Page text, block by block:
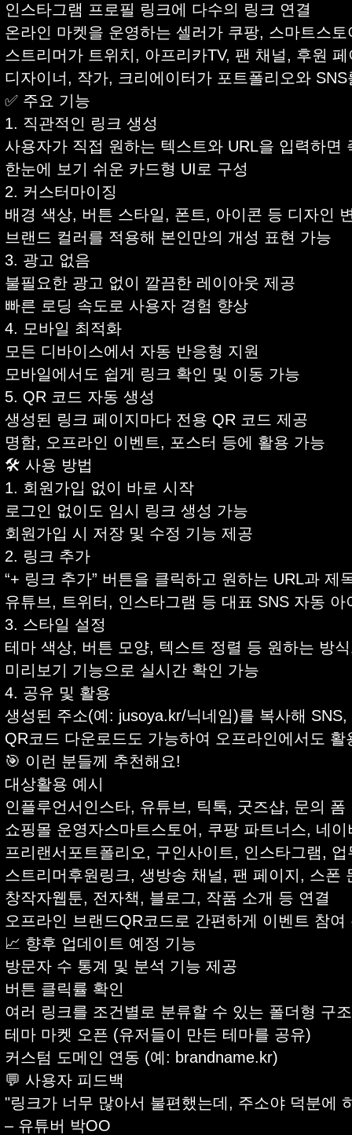
인스타그램 프로필 링크에 다수의 링크 연결
온라인 마켓을 운영하는 셀러가 쿠팡, 스마트스
스트리머가 트위치, 아프리카TV, 팬 채널, 후원
디자이너, 작가, 크리에이터가 포트폴리오와
✅ 주요 기능
1. 직관적인 링크 생성
사용자가 직접 원하는 텍스트와 URL을 입력하면
한눈에 보기 쉬운 카드형 UI로 구성
2. 커스터마이징
배경 색상, 버튼 스타일, 폰트, 아이콘 등 디자인
브랜드 컬러를 적용해 본인만의 개성 표현 가능
3. 광고 없음
불필요한 광고 없이 깔끔한 레이아웃 제공
빠른 로딩 속도로 사용자 경험 향상
4. 모바일 최적화
모든 디바이스에서 자동 반응형 지원
모바일에서도 쉽게 링크 확인 및 이동 가능
5. QR 코드 자동 생성
생성된 링크 페이지마다 전용 QR 코드 제공
명함, 오프라인 이벤트, 포스터 등에 활용 가능
🛠 사용 방법
1. 회원가입 없이 바로 시작
로그인 없이도 임시 링크 생성 가능
회원가입 시 저장 및 수정 기능 제공
2. 링크 추가
“+ 링크 추가” 버튼을 클릭하고 원하는 URL과 제
유튜브, 트위터, 인스타그램 등 대표 SNS 자동 아
3. 스타일 설정
테마 색상, 버튼 모양, 텍스트 정렬 등 원하는 방
미리보기 기능으로 실시간 확인 가능
4. 공유 및 활용
생성된 주소(예: jusoya.kr/닉네임)를 복사해
QR코드 다운로드도 가능하여 오프라인에서도 활
🎯 이런 분들께 추천해요!
대상활용 예시
인플루언서인스타, 유튜브, 틱톡, 굿즈샵, 문의 폼
쇼핑몰 운영자스마트스토어, 쿠팡 파트너스, 네
프리랜서포트폴리오, 구인사이트, 인스타그램,
스트리머후원링크, 생방송 채널, 팬 페이지, 스폰
창작자웹툰, 전자책, 블로그, 작품 소개 등 연결
오프라인 브랜드QR코드로 간편하게 이벤트 참여
📈 향후 업데이트 예정 기능
방문자 수 통계 및 분석 기능 제공
버튼 클릭률 확인
여러 링크를 조건별로 분류할 수 있는 폴더형 구조
테마 마켓 오픈 (유저들이 만든 테마를 공유)
커스텀 도메인 연동 (예: brandname.kr)
💬 사용자 피드백
"링크가 너무 많아서 불편했는데, 주소야 덕분에
– 유튜버 박OO